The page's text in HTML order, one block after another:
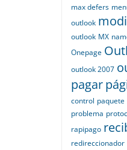
max defers
outlook
outlook MX
Onepage
outlook 2007
pagar
control paquete
problema
rapipago
redireccionador